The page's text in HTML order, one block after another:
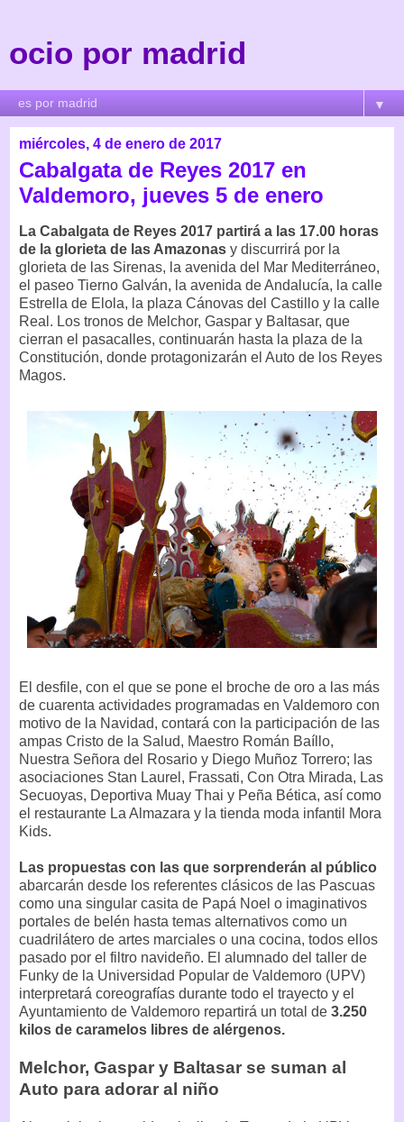
ocio por madrid
▼
miércoles, 4 de enero de 2017
Cabalgata de Reyes 2017 en
Valdemoro, jueves 5 de enero
La Cabalgata de Reyes 2017 partirá a las 17.00 horas
de la glorieta de las Amazonas y discurrirá por la
glorieta de las Sirenas, la avenida del Mar Mediterráneo,
el paseo Tierno Galván, la avenida de Andalucía, la calle
Estrella de Elola, la plaza Cánovas del Castillo y la calle
Real. Los tronos de Melchor, Gaspar y Baltasar, que
cierran el pasacalles, continuarán hasta la plaza de la
Constitución, donde protagonizarán el Auto de los Reyes
Magos.
El desfile, con el que se pone el broche de oro a las más
de cuarenta actividades programadas en Valdemoro con
motivo de la Navidad, contará con la participación de las
ampas Cristo de la Salud, Maestro Román Baíllo,
Nuestra Señora del Rosario y Diego Muñoz Torrero; las
asociaciones Stan Laurel, Frassati, Con Otra Mirada, Las
Secuoyas, Deportiva Muay Thai y Peña Bética, así como
el restaurante La Almazara y la tienda moda infantil Mora
Kids.
Las propuestas con las que sorprenderán al público
abarcarán desde los referentes clásicos de las Pascuas
como una singular casita de Papá Noel o imaginativos
portales de belén hasta temas alternativos como un
cuadrilátero de artes marciales o una cocina, todos ellos
pasado por el filtro navideño. El alumnado del taller de
Funky de la Universidad Popular de Valdemoro (UPV)
interpretará coreografías durante todo el trayecto y el
Ayuntamiento de Valdemoro repartirá un total de 3.250
kilos de caramelos libres de alérgenos.
Melchor, Gaspar y Baltasar se suman al
Auto para adorar al niño